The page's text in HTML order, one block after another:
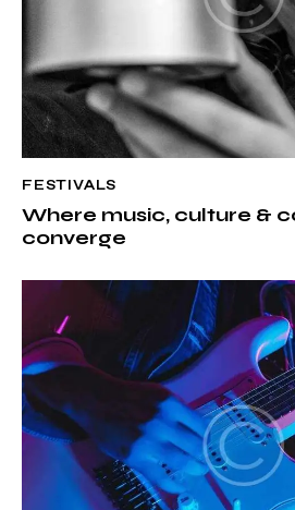
FESTIVALS
Where music, culture &
converge